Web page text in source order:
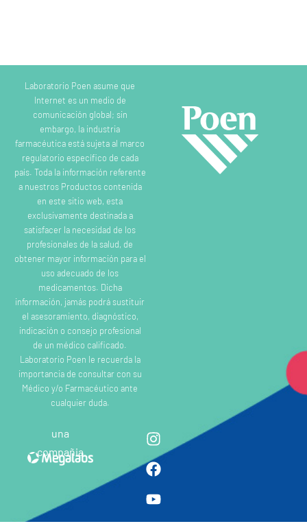
Laboratorio Poen asume que
Internet es un medio de
comunicación global; sin
embargo, la industria
farmacéutica está sujeta al marco
regulatorio específico de cada
país. Toda la información referente
a nuestros Productos contenida
en este sitio web, esta
exclusivamente destinada a
satisfacer la necesidad de los
profesionales de la salud, de
obtener mayor información para el
uso adecuado de los
medicamentos. Dicha
información, jamás podrá sustituir
el asesoramiento, diagnóstico,
indicación o consejo profesional
de un médico calificado.
Laboratorio Poen le recuerda la
importancia de consultar con su
Médico y/o Farmacéutico ante
cualquier duda.
una
compañia